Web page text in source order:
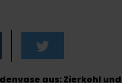
aus: Zierkohl und